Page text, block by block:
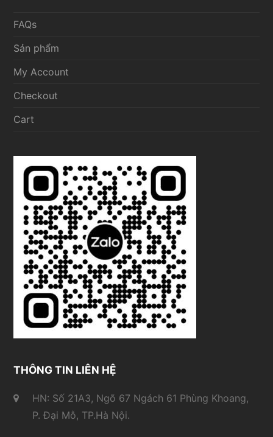
FAQs
Sản phẩm
My Account
Checkout
Cart
THÔNG TIN LIÊN HỆ
HN: Số 21A3, Ngõ 67 Ngách 61 Phùng Khoang,
P. Đại Mỗ, TP.Hà Nội.